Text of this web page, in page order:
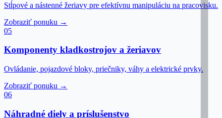
Stĺpové a nástenné žeriavy pre efektívnu manipuláciu na pracovisku.
Zobraziť ponuku →
05
Komponenty kladkostrojov a žeriavov
Ovládanie, pojazdové bloky, priečniky, váhy a elektrické prvky.
Zobraziť ponuku →
06
Náhradné diely a príslušenstvo